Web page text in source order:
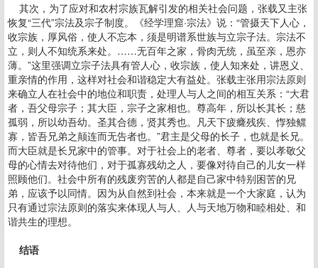
其次，为了应对和农村宗族瓦解引发的相关社会问题，张载又主张
恢复“三代”宗法及宗子制度。《经学理窟·宗法》说：“管摄天下人心，
收宗族，厚风俗，使人不忘本，须是明谱系世族与立宗子法。宗法不
立，则人不知统系来处。……无百年之家，骨肉无统，虽至亲，恩亦
薄。”这里强调立宗子法具有管人心，收宗族，使人知来处，讲恩义、
重亲情的作用，这样对社会和谐稳定大有益处。张载主张用宗法原则
来确立人在社会中的地位和职责，处理人与人之间的相互关系：“大君
者，吾父母宗子；其大臣，宗子之家相也。尊高年，所以长其长；慈
孤弱，所以幼吾幼。圣其合德，贤其秀也。凡天下疲癃残疾、惸独鳏
寡，皆吾兄弟之颠连而无告者也。”君主是父母的长子，也就是长兄。
而大臣就是长兄家中的管事。对于社会上的老者、尊者，要以孝敬父
母的心情去对待他们，对于孤寡残幼之人，要像对待自己的儿女一样
照顾他们。社会中所有的残废穷苦的人都是自己家中特别困苦的兄
弟，应该予以同情。因为从自然到社会，本来就是一个大家庭，认为
只有通过宗法原则的落实来体现人与人、人与天地万物和睦相处、和
谐共生的理想。
结语